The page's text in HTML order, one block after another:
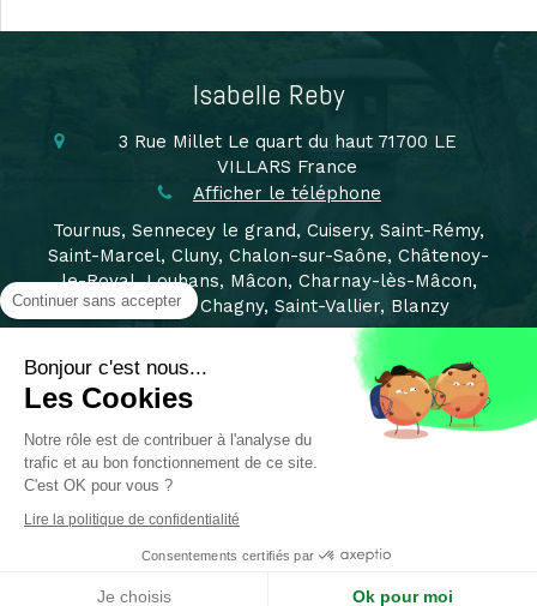
Isabelle Reby
3 Rue Millet Le quart du haut 71700 LE
VILLARS France
Afficher le téléphone
Tournus, Sennecey le grand, Cuisery, Saint-Rémy,
Saint-Marcel, Cluny, Chalon-sur-Saône, Châtenoy-
le-Royal, Louhans, Mâcon, Charnay-lès-Mâcon,
Montchanin, Chagny, Saint-Vallier, Blanzy
Pont de vaux, Sermoyer, Reyssouze, Feillens, Bourg
en Bresse, Beaune, Dijon,
Mentions légales
©2019 Isabelle Reby - Sophrologue Tournus
Création et référencement du site par Simplébo
Ce site est parrainé par la
Chambre Syndicale de la Sophrologie
Continuer sans accepter
Bonjour c'est nous...
Les Cookies
Notre rôle est de contribuer à l'analyse du
trafic et au bon fonctionnement de ce site.
C'est OK pour vous ?
Lire la politique de confidentialité
Consentements certifiés par
Je choisis Ok pour moi